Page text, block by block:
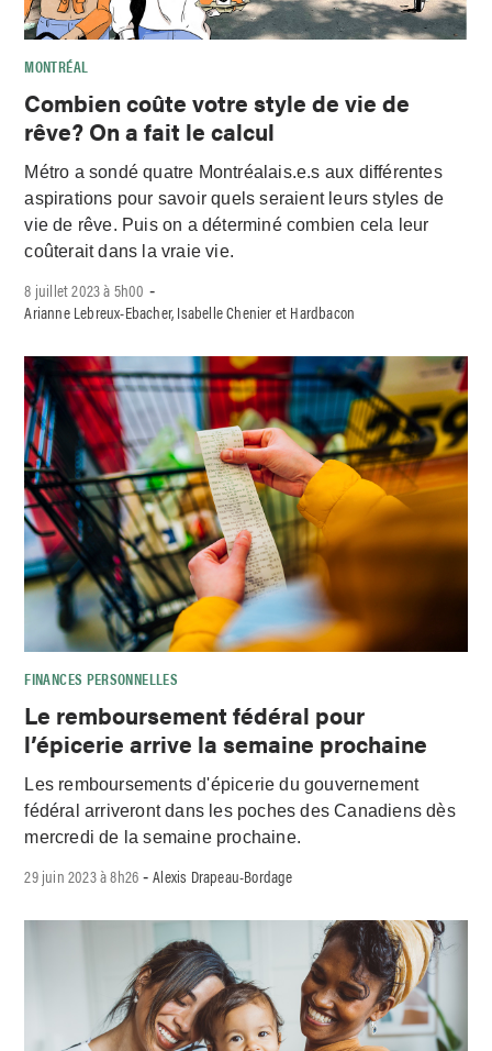
MONTRÉAL
Combien coûte votre style de vie de
rêve? On a fait le calcul
Métro a sondé quatre Montréalais.e.s aux différentes
aspirations pour savoir quels seraient leurs styles de
vie de rêve. Puis on a déterminé combien cela leur
coûterait dans la vraie vie.
8 juillet 2023 à 5h00 -
Arianne Lebreux-Ebacher, Isabelle Chenier et Hardbacon
FINANCES PERSONNELLES
Le remboursement fédéral pour
l’épicerie arrive la semaine prochaine
Les remboursements d'épicerie du gouvernement
fédéral arriveront dans les poches des Canadiens dès
mercredi de la semaine prochaine.
29 juin 2023 à 8h26 -Alexis Drapeau-Bordage